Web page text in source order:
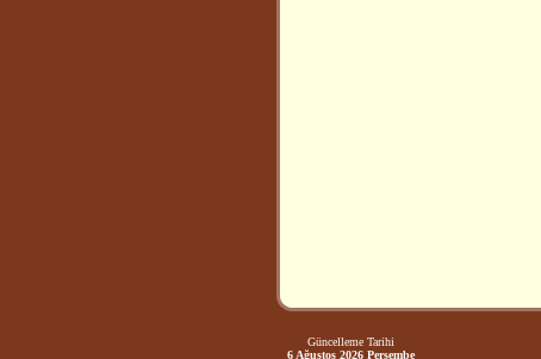
Güncelleme Tarihi
6 Ağustos 2026 Perşembe